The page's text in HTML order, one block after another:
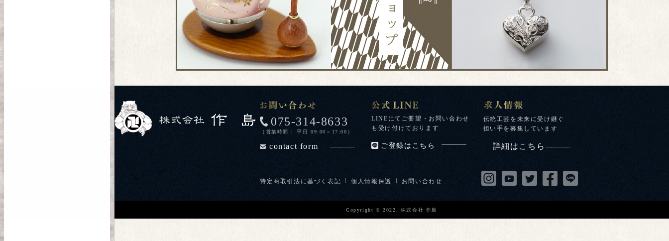
075-314-8633
（営業時間： 平日 09:00～17:00）
contact form
LINEにてご要望・お問い合わせ
も受け付けております
ご登録はこちら
伝統工芸を未来に受け継ぐ
担い手を募集しています
詳細はこちら
特定商取引法に基づく表記 個人情報保護 お問い合わせ
Copyright © 2022. 株式会社 作島